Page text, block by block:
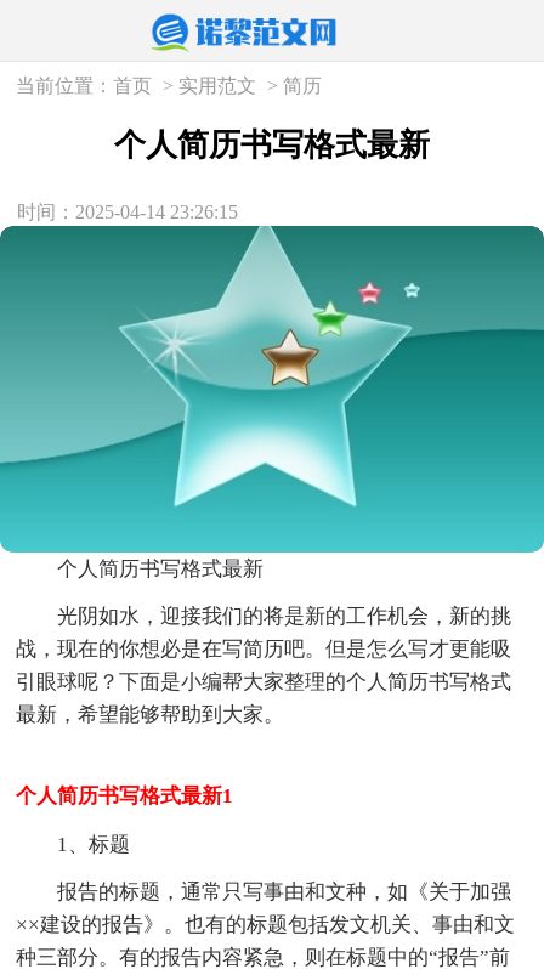
当前位置：首页 > 实用范文 >简历
个人简历书写格式最新
时间：2025-04-14 23:26:15
个人简历书写格式最新
光阴如水，迎接我们的将是新的工作机会，新的挑
战，现在的你想必是在写简历吧。但是怎么写才更能吸
引眼球呢？下面是小编帮大家整理的个人简历书写格式
最新，希望能够帮助到大家。
个人简历书写格式最新1
1、标题
报告的标题，通常只写事由和文种，如《关于加强
××建设的报告》。也有的标题包括发文机关、事由和文
种三部分。有的报告内容紧急，则在标题中的“报告”前